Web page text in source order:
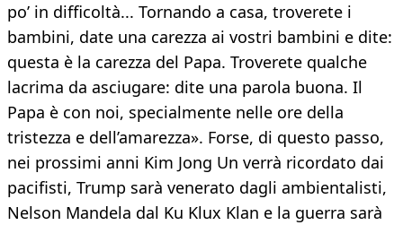
po’ in difficoltà... Tornando a casa, troverete i
bambini, date una carezza ai vostri bambini e dite:
questa è la carezza del Papa. Troverete qualche
lacrima da asciugare: dite una parola buona. Il
Papa è con noi, specialmente nelle ore della
tristezza e dell’amarezza». Forse, di questo passo,
nei prossimi anni Kim Jong Un verrà ricordato dai
pacifisti, Trump sarà venerato dagli ambientalisti,
Nelson Mandela dal Ku Klux Klan e la guerra sarà